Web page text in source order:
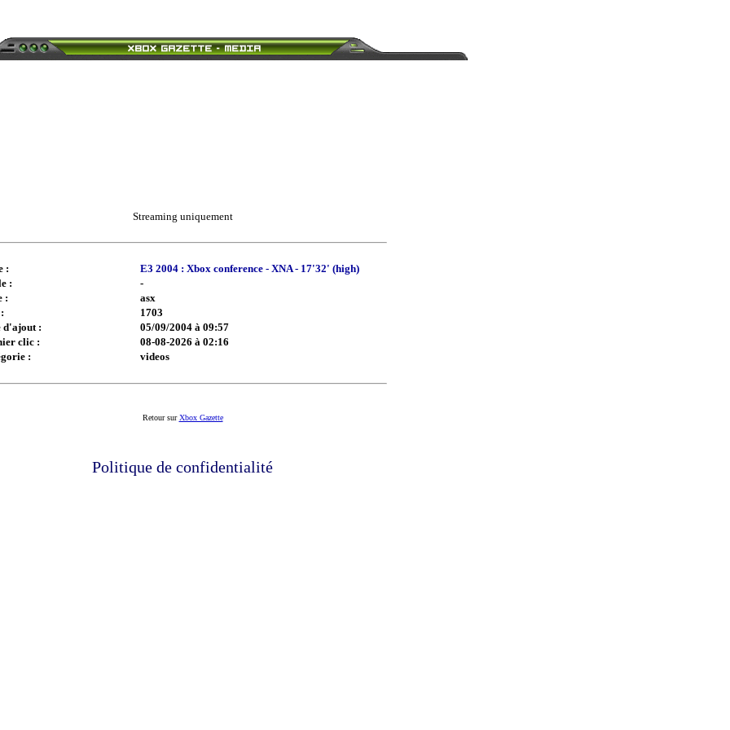
Streaming uniquement
:
E3 2004 : Xbox conference - XNA - 17'32' (high)
:
-
:
asx
1703
d'ajout :
05/09/2004 à 09:57
clic :
08-08-2026 à 02:16
:
videos
Retour surXbox Gazette
Politique de confidentialité